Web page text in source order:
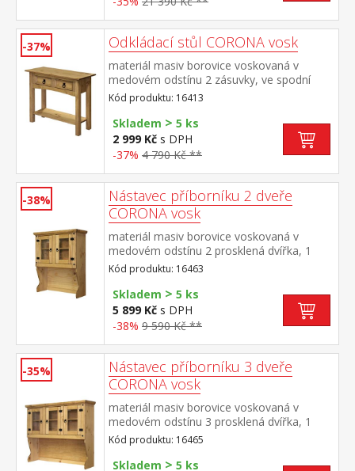
-37% Odkládací stůl CORONA vosk
materiál masiv borovice voskovaná v
medovém odstínu 2 zásuvky, ve spodní
části police kovové ozdobné úchytky
součást sestavy Corona
Kód produktu: 16413
Skladem > 5 ks
2 999 Kč s DPH
-37% 4 790 Kč **
-38%
Nástavec příborníku 2 dveře
CORONA vosk
materiál masiv borovice voskovaná v
medovém odstínu 2 prosklená dvířka, 1
police, kovové ozdobné úchytky vhodný
doplněk ke komodě CORONA 16263 nebo
1631 součást sestavy Corona
Kód produktu: 16463
Skladem > 5 ks
5 899 Kč s DPH
-38% 9 590 Kč **
-35%
Nástavec příborníku 3 dveře
CORONA vosk
materiál masiv borovice voskovaná v
medovém odstínu 3 prosklená dvířka, 1
police, kovové ozdobné úchytky vhodný
doplněk ke komodě CORONA 1639 nebo
1632 součást sestavy Corona
Kód produktu: 16465
Skladem > 5 ks